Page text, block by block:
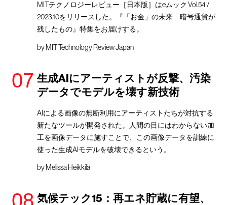
MITテクノロジーレビュー［日本版］はeムック Vol.54 /
2023.10をリリースした。『「お金」の未来 暗号通貨が
残したもの』特集をお届けする。
byMIT Technology Review Japan
生成AIにアーティストが反撃、汚染
データでモデルを壊す新技術
AIによる画像の無断利用にアーティストたちが対抗する
新たなツールが開発された。人間の目にはわからない加
工を画像データに施すことで、この画像データを訓練に
使った生成AIモデルを破壊できるという。
byMelissa Heikkilä
気候テック15：再エネ貯蔵に有望、